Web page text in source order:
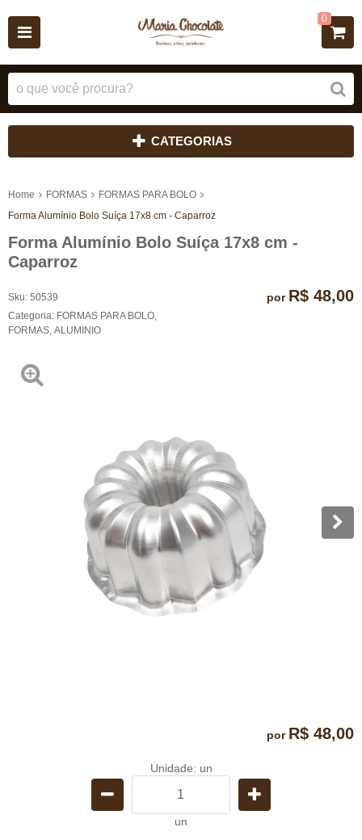
0
CATEGORIAS
Home FORMAS
FORMAS PARA BOLO
Forma Alumínio Bolo Suíça 17x8 cm - Caparroz
Forma Alumínio Bolo Suíça 17x8 cm -
Caparroz
Sku: 50539
Categoria: FORMAS PARA BOLO
FORMAS ALUMINIO
por R$ 48,00
por R$ 48,00
Unidade: un
un